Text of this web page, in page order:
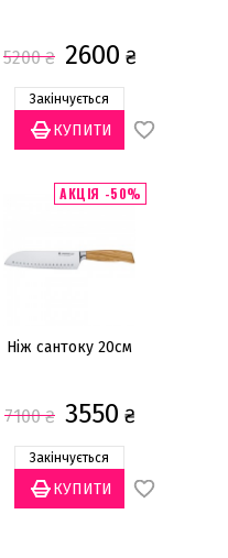
5200₴ 2600 ₴
Закінчується
АКЦІЯ -50%
Ніж сантоку 20см
7100₴ 3550 ₴
Закінчується